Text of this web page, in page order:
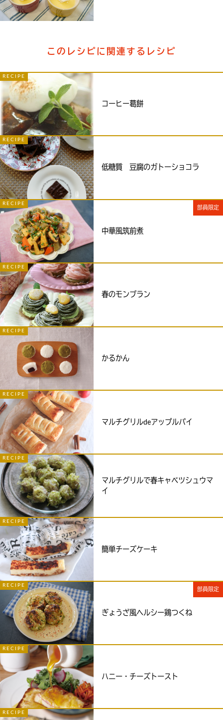
このレシピに関連するレシピ
RECIPE
コーヒー葛餅
RECIPE
低糖質 豆腐のガトーショコラ
RECIPE
部員限定
中華風筑前煮
RECIPE
春のモンブラン
RECIPE
かるかん
RECIPE
マルチグリルdeアップルパイ
RECIPE
マルチグリルで春キャベツシュウマ
イ
RECIPE
簡単チーズケーキ
RECIPE
部員限定
ぎょうざ風ヘルシー鶏つくね
RECIPE
ハニー・チーズトースト
RECIPE